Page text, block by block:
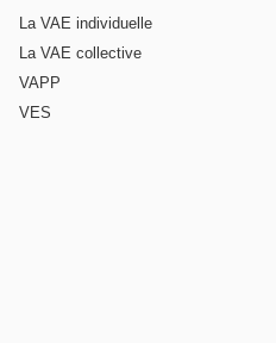
La VAE individuelle
La VAE collective
VAPP
VES